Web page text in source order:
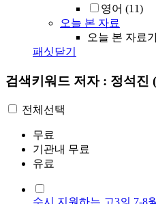
영어 (11)
오늘 본 자료
오늘 본 자료
패싯닫기
검색키워드 저자 : 정석진
전체선택
무료
기관내 무료
유료